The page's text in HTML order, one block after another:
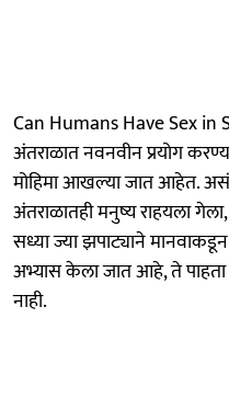
Can Humans Have Sex in
अंतराळात नवनवीन प्रयोग
मोहिमा आखल्या जात आहेत.
अंतराळातही मनुष्य राहयला
सध्या ज्या झपाट्याने मानवाकडून
अभ्यास केला जात आहे, ते
नाही.